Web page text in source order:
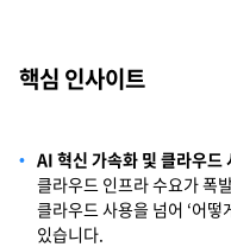
인사이트 리포트
고객사례
핵심 인사이트
AI 혁신 가속화 및 클라우드
클라우드 인프라 수요가 폭
클라우드 사용을 넘어 ‘어
있습니다.